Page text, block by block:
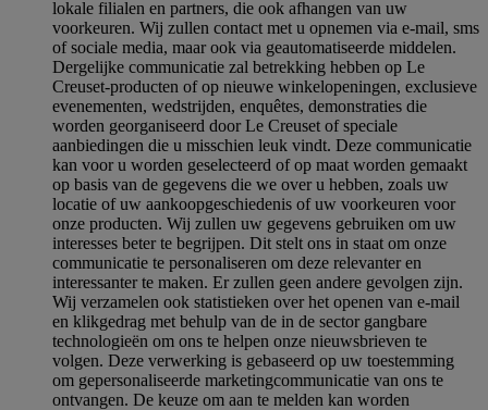
lokale filialen en partners, die ook afhangen van uw
voorkeuren. Wij zullen contact met u opnemen via e-mail, sms
of sociale media, maar ook via geautomatiseerde middelen.
Dergelijke communicatie zal betrekking hebben op Le
Creuset-producten of op nieuwe winkelopeningen, exclusieve
evenementen, wedstrijden, enquêtes, demonstraties die
worden georganiseerd door Le Creuset of speciale
aanbiedingen die u misschien leuk vindt. Deze communicatie
kan voor u worden geselecteerd of op maat worden gemaakt
op basis van de gegevens die we over u hebben, zoals uw
locatie of uw aankoopgeschiedenis of uw voorkeuren voor
onze producten. Wij zullen uw gegevens gebruiken om uw
interesses beter te begrijpen. Dit stelt ons in staat om onze
communicatie te personaliseren om deze relevanter en
interessanter te maken. Er zullen geen andere gevolgen zijn.
Wij verzamelen ook statistieken over het openen van e-mail
en klikgedrag met behulp van de in de sector gangbare
technologieën om ons te helpen onze nieuwsbrieven te
volgen. Deze verwerking is gebaseerd op uw toestemming
om gepersonaliseerde marketingcommunicatie van ons te
ontvangen. De keuze om aan te melden kan worden